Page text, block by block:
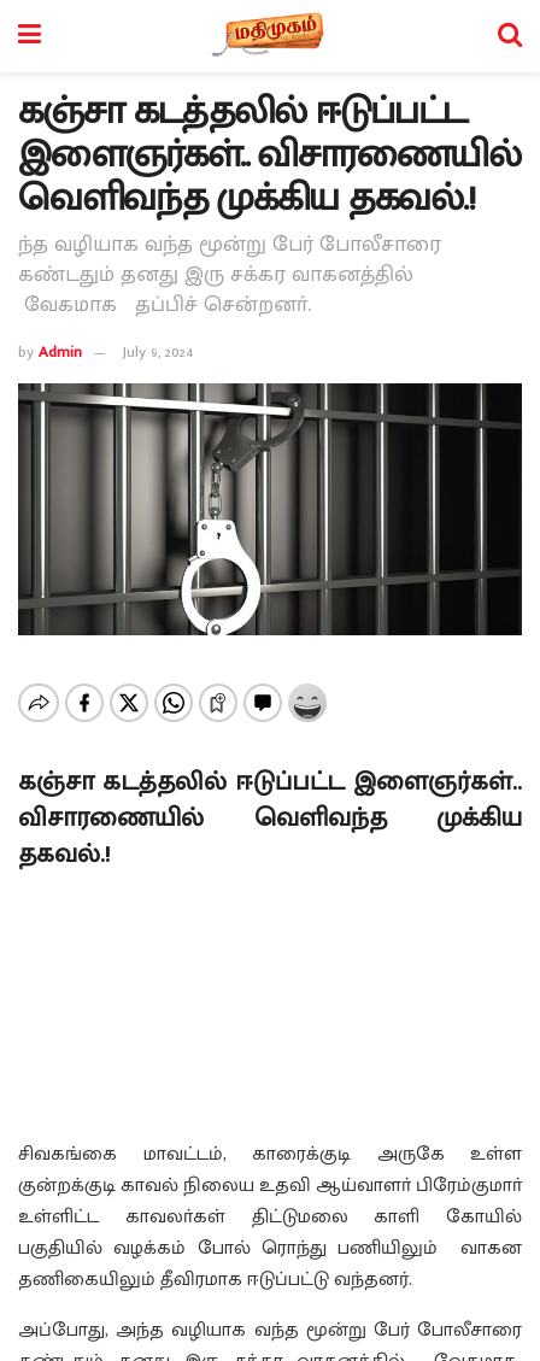
கஞ்சா கடத்தலில் ஈடுப்பட்ட
இளைஞர்கள்.. விசாரணையில்
வெளிவந்த முக்கிய தகவல்.!
ந்த வழியாக வந்த மூன்று பேர் போலீசாரை
கண்டதும் தனது இரு சக்கர வாகனத்தில்
வேகமாக தப்பிச் சென்றனா்.
byAdmin July 9, 2024
கஞ்சா கடத்தலில் ஈடுப்பட்ட இளைஞர்கள்..
விசாரணையில் வெளிவந்த முக்கிய
தகவல்.!
சிவகங்கை மாவட்டம், காரைக்குடி அருகே உள்ள
குன்றக்குடி காவல் நிலைய உதவி ஆய்வாளா் பிரேம்குமாா்
உள்ளிட்ட காவலா்கள் திட்டுமலை காளி கோயில்
பகுதியில் வழக்கம் போல் ரொந்து பணியிலும் வாகன
தணிகையிலும் தீவிரமாக ஈடுப்பட்டு வந்தனர்.
அப்போது, அந்த வழியாக வந்த மூன்று பேர் போலீசாரை